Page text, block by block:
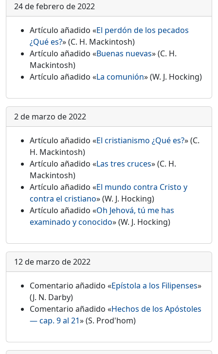
24 de febrero de 2022
Artículo añadido «El perdón de los pecados
¿Qué es?» (C. H. Mackintosh)
Artículo añadido «Buenas nuevas» (C. H.
Mackintosh)
Artículo añadido «La comunión» (W. J. Hocking)
2 de marzo de 2022
Artículo añadido «El cristianismo ¿Qué es?» (C.
H. Mackintosh)
Artículo añadido «Las tres cruces» (C. H.
Mackintosh)
Artículo añadido «El mundo contra Cristo y
contra el cristiano» (W. J. Hocking)
Artículo añadido «Oh Jehová, tú me has
examinado y conocido» (W. J. Hocking)
12 de marzo de 2022
Comentario añadido «Epístola a los Filipenses»
(J. N. Darby)
Comentario añadido «Hechos de los Apóstoles
— cap. 9 al 21» (S. Prod'hom)